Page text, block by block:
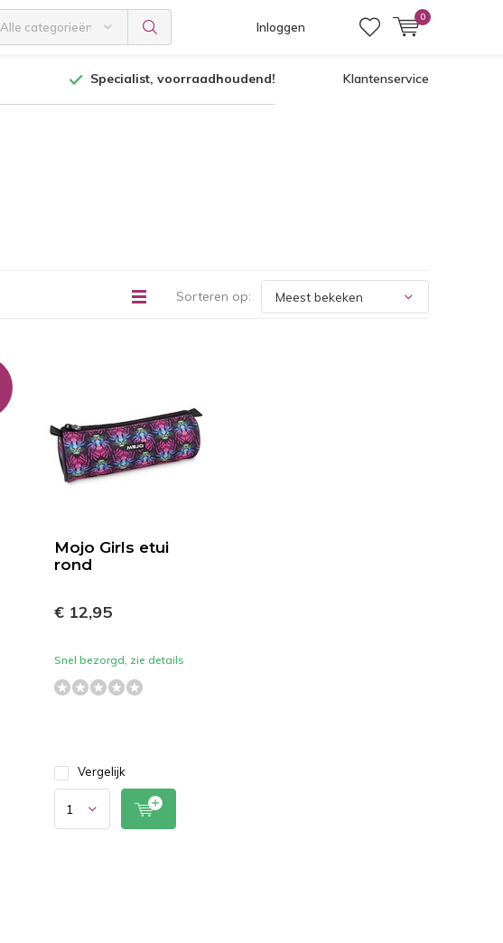
Alle categorieën Inloggen
0
Specialist, voorraadhoudend! Klantenservice
Sorteren op:
Mojo Girls etui
rond
€ 12,95
Snel bezorgd, zie details
Vergelijk